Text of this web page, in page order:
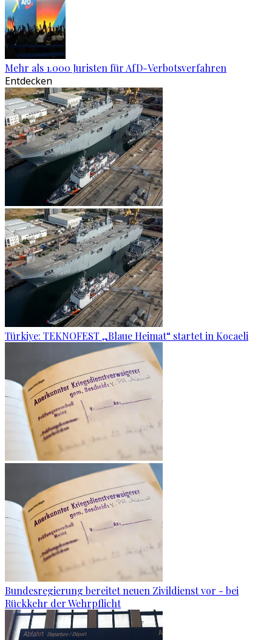
Mehr als 1.000 Juristen für AfD-Verbotsverfahren
Entdecken
Türkiye: TEKNOFEST „Blaue Heimat“ startet in Kocaeli
Bundesregierung bereitet neuen Zivildienst vor - bei
Rückkehr der Wehrpflicht